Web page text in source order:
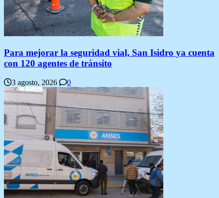
Para mejorar la seguridad vial, San Isidro ya cuenta
con 120 agentes de tránsito
3 agosto, 2026 0